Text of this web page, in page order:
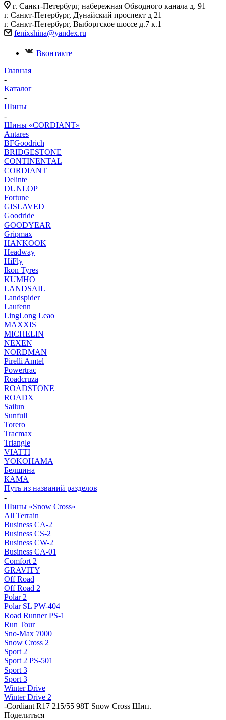
г. Санкт-Петербург, набережная Обводного канала д. 91
г. Санкт-Петербург, Дунайский проспект д 21
г. Санкт-Петербург, Выборгское шоссе д.7 к.1
fenixshina@yandex.ru
Вконтакте
Главная
-
Каталог
-
Шины
-
Шины «CORDIANT»
Antares
BFGoodrich
BRIDGESTONE
CONTINENTAL
CORDIANT
Delinte
DUNLOP
Fortune
GISLAVED
Goodride
GOODYEAR
Gripmax
HANKOOK
Headway
HiFly
Ikon Tyres
KUMHO
LANDSAIL
Landspider
Laufenn
LingLong Leao
MAXXIS
MICHELIN
NEXEN
NORDMAN
Pirelli Amtel
Powertrac
Roadcruza
ROADSTONE
ROADX
Sailun
Sunfull
Torero
Tracmax
Triangle
VIATTI
YOKOHAMA
Белшина
КАМА
Путь из названий разделов
-
Шины «Snow Cross»
All Terrain
Business CA-2
Business CS-2
Business CW-2
Business CА-01
Comfort 2
GRAVITY
Off Road
Off Road 2
Polar 2
Polar SL PW-404
Road Runner PS-1
Run Tour
Sno-Max 7000
Snow Cross 2
Sport 2
Sport 2 PS-501
Sport 3
Sport 3
Winter Drive
Winter Drive 2
-Cordiant R17 215/55 98T Snow Cross Шип.
Поделиться